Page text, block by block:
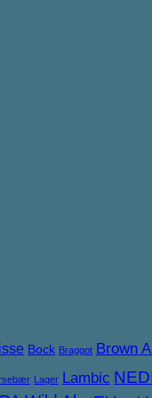
Bock Braggot Brown
Lager Lambic